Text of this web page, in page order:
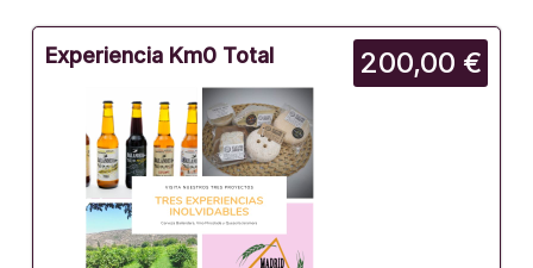
200,00 €
Experiencia Km0 Total